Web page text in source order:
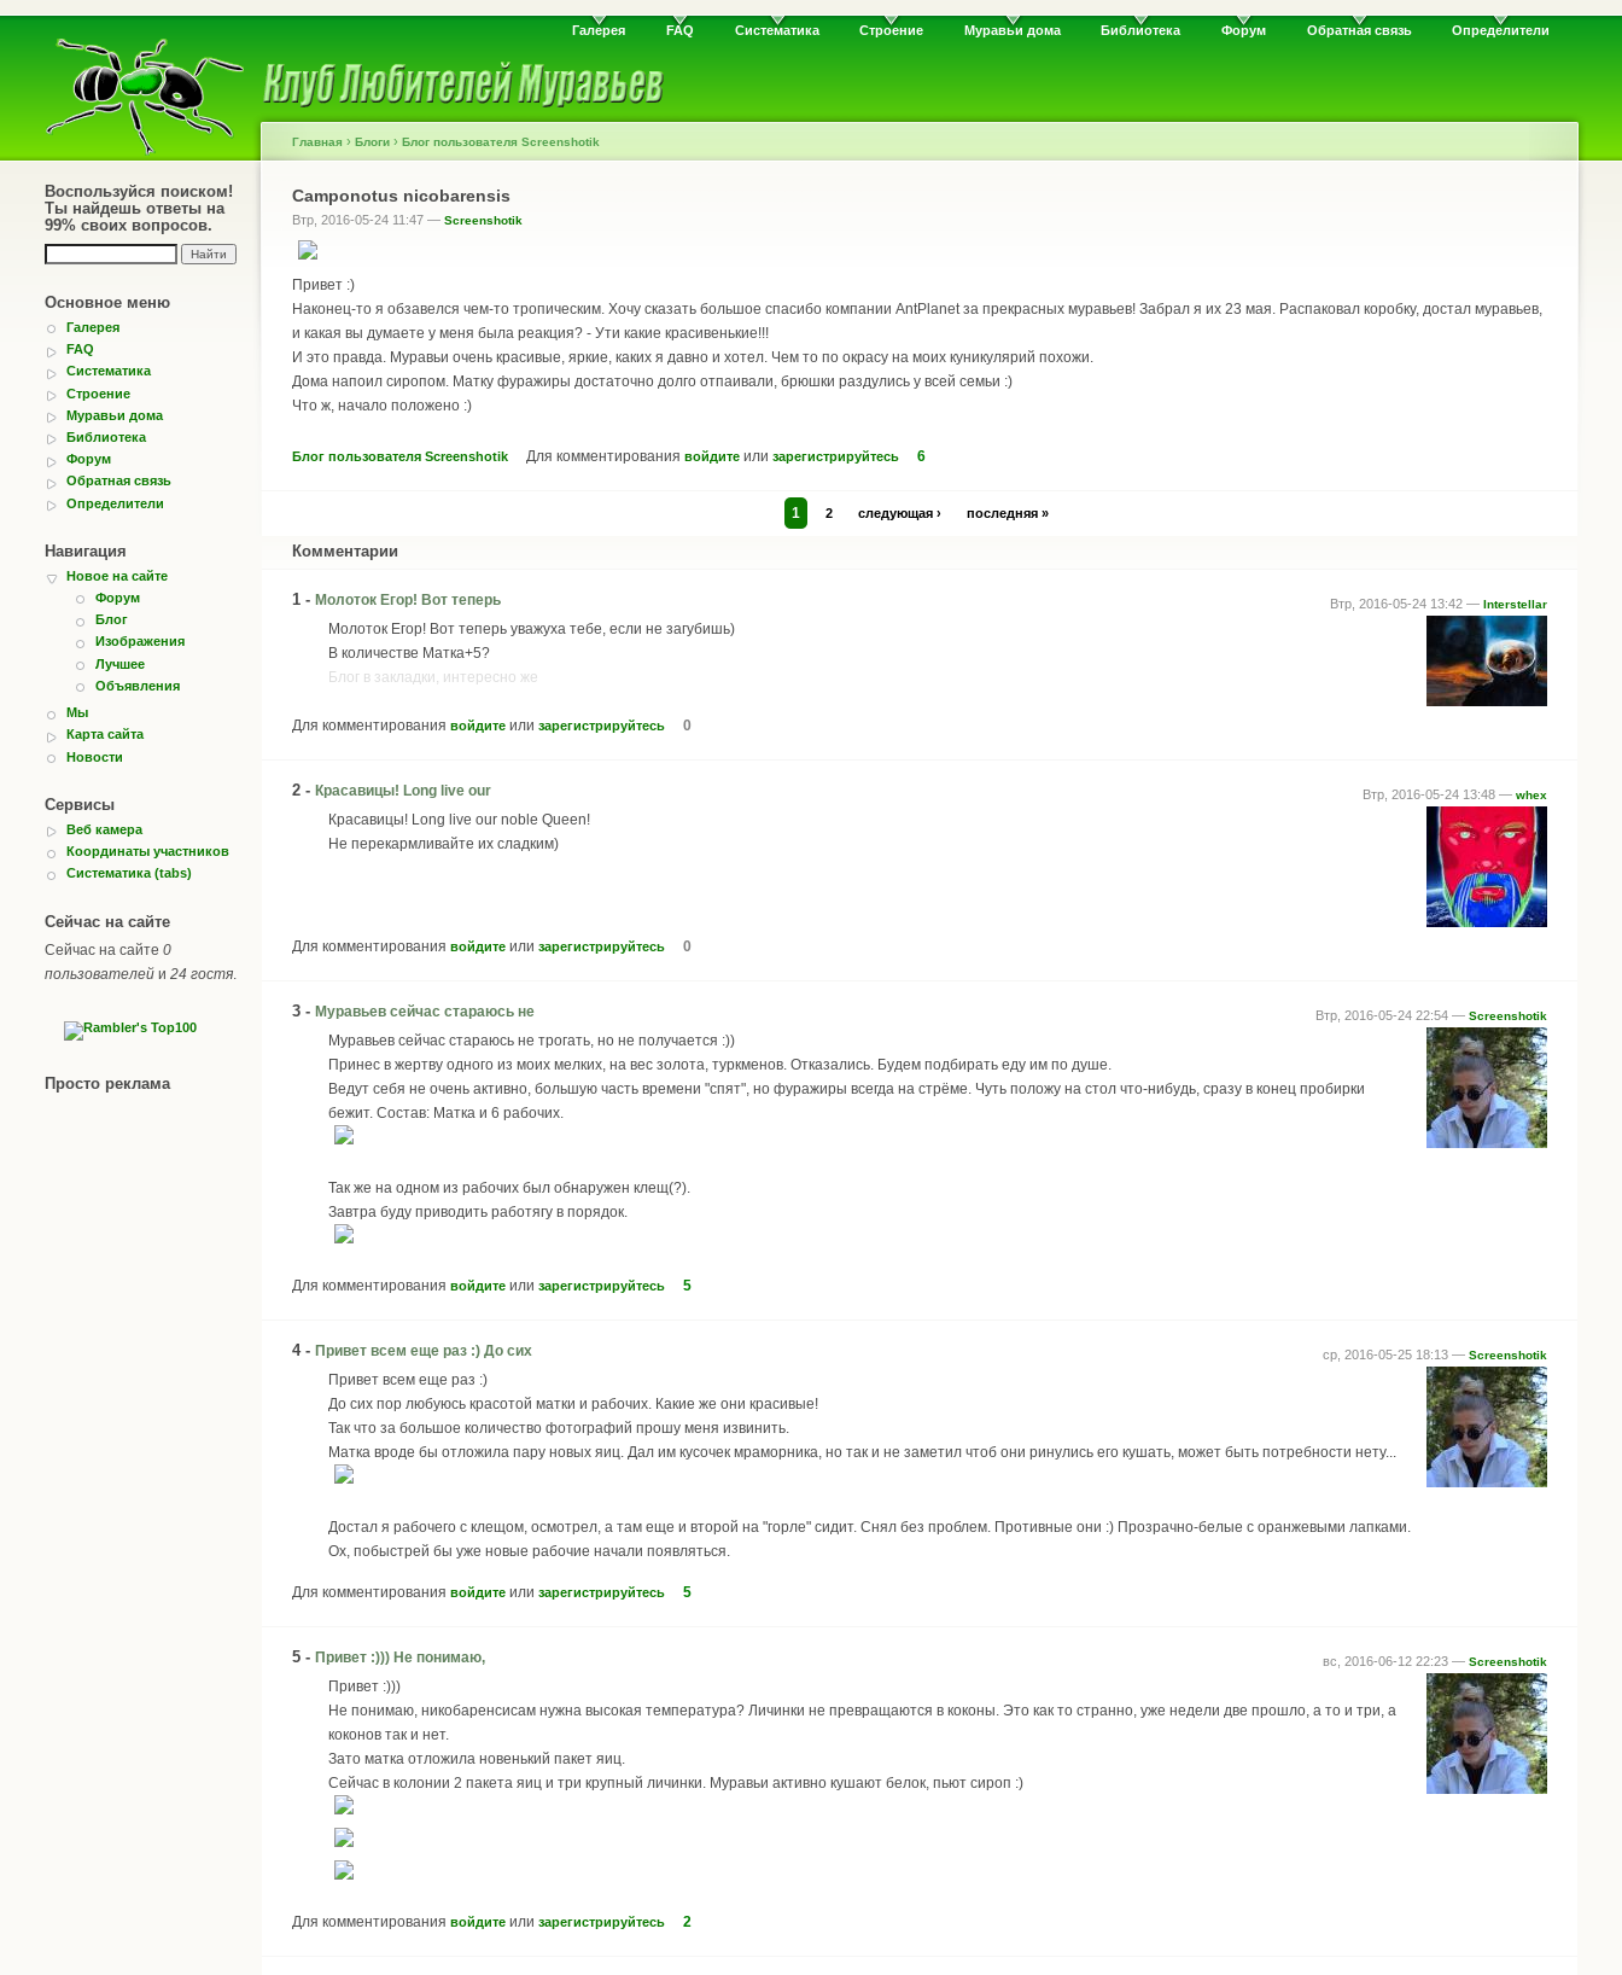
Галерея FAQ Систематика Строение Муравьи дома Библиотека Форум Обратная связь Определители
Воспользуйся поиском!
Ты найдешь ответы на
99% своих вопросов.
Основное меню
Галерея
FAQ
Систематика
Строение
Муравьи дома
Библиотека
Форум
Обратная связь
Определители
Навигация
Новое на сайте
Форум
Блог
Изображения
Лучшее
Объявления
Мы
Карта сайта
Новости
Сервисы
Веб камера
Координаты участников
Систематика (tabs)
Сейчас на сайте
Сейчас на сайте 0
пользователей и 24 гостя
Просто реклама
Главная › Блоги › Блог пользователя Screenshotik
Camponotus nicobarensis
Втр, 2016-05-24 11:47 — Screenshotik
Привет :)
Наконец-то я обзавелся чем-то тропическим. Хочу сказать большое спасибо компании AntPlanet за прекрасных муравьев! Забрал я их 23 мая. Распаковал коробку, достал муравьев,
и какая вы думаете у меня была реакция? - Ути какие красивенькие!!!
И это правда. Муравьи очень красивые, яркие, каких я давно и хотел. Чем то по окрасу на моих куникулярий похожи.
Дома напоил сиропом. Матку фуражиры достаточно долго отпаивали, брюшки раздулись у всей семьи :)
Что ж, начало положено :)
Блог пользователя Screenshotik Для комментирования войдите или зарегистрируйтесь 6
1 2 следующая › последняя »
Комментарии
Втр, 2016-05-24 13:42 — Interstellar
1 - Молоток Егор! Вот теперь
Молоток Егор! Вот теперь уважуха тебе, если не загубишь)
В количестве Матка+5?
Блог в закладки, интересно же
Для комментирования войдите или зарегистрируйтесь 0
Втр, 2016-05-24 13:48 — whex
2 - Красавицы! Long live our
Красавицы! Long live our noble Queen!
Не перекармливайте их сладким)
Для комментирования войдите или зарегистрируйтесь 0
Втр, 2016-05-24 22:54 — Screenshotik
3 - Муравьев сейчас стараюсь не
Муравьев сейчас стараюсь не трогать, но не получается :))
Принес в жертву одного из моих мелких, на вес золота, туркменов. Отказались. Будем подбирать еду им по душе.
Ведут себя не очень активно, большую часть времени "спят", но фуражиры всегда на стрёме. Чуть положу на стол что-нибудь, сразу в конец пробирки
бежит. Состав: Матка и 6 рабочих.
Так же на одном из рабочих был обнаружен клещ(?).
Завтра буду приводить работягу в порядок.
Для комментирования войдите или зарегистрируйтесь 5
ср, 2016-05-25 18:13 — Screenshotik
4 - Привет всем еще раз :) До сих
Привет всем еще раз :)
До сих пор любуюсь красотой матки и рабочих. Какие же они красивые!
Так что за большое количество фотографий прошу меня извинить.
Матка вроде бы отложила пару новых яиц. Дал им кусочек мраморника, но так и не заметил чтоб они ринулись его кушать, может быть потребности нету...
Достал я рабочего с клещом, осмотрел, а там еще и второй на "горле" сидит. Снял без проблем. Противные они :) Прозрачно-белые с оранжевыми лапками.
Ох, побыстрей бы уже новые рабочие начали появляться.
Для комментирования войдите или зарегистрируйтесь 5
вс, 2016-06-12 22:23 — Screenshotik
5 - Привет :))) Не понимаю,
Привет :)))
Не понимаю, никобаренсисам нужна высокая температура? Личинки не превращаются в коконы. Это как то странно, уже недели две прошло, а то и три, а
коконов так и нет.
Зато матка отложила новенький пакет яиц.
Сейчас в колонии 2 пакета яиц и три крупный личинки. Муравьи активно кушают белок, пьют сироп :)
Для комментирования войдите или зарегистрируйтесь 2